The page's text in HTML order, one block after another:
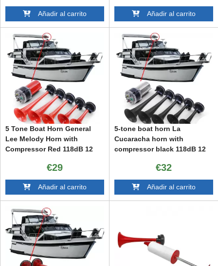
Añadir al carrito Añadir al carrito
5 Tone Boat Horn General
Lee Melody Horn with
Compressor Red 118dB 12
€29
Añadir al carrito
5-tone boat horn La
Cucaracha horn with
compressor black 118dB 12
€32
Añadir al carrito